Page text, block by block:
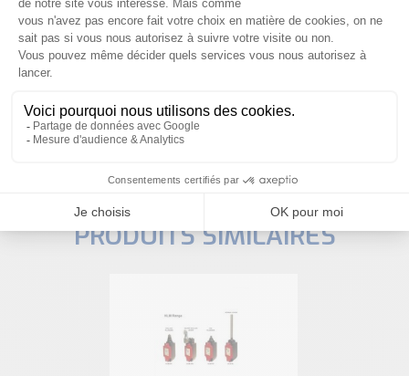
Nous sommes à votre disposition pour définir
votre projet
PRODUITS SIMILAIRES